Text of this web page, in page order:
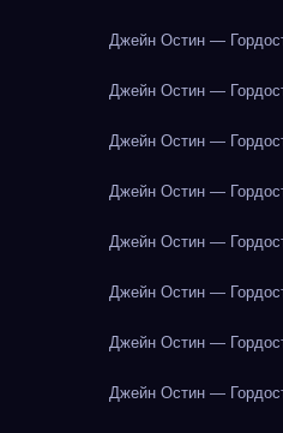
Джейн Остин —
Джейн Остин —
Джейн Остин —
Джейн Остин —
Джейн Остин —
Джейн Остин —
Джейн Остин —
Джейн Остин —